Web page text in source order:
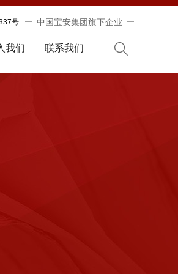
号 中国宝安集团旗下企业
我们 联系我们